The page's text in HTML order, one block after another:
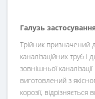
Галузь
Трійник призначений
каналізаційних труб
зовнішньої
виготовлений з
корозії,